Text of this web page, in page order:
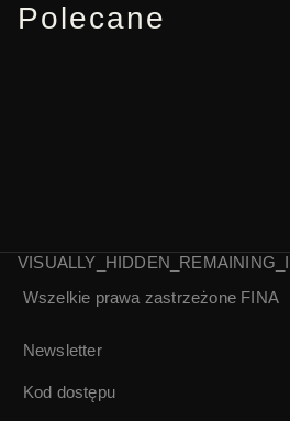
Polecane
Gdzie się podziały
| Janusz
Wiktorowski
Wszelkie prawa zastrzeżone FINA
Newsletter
Kod dostępu